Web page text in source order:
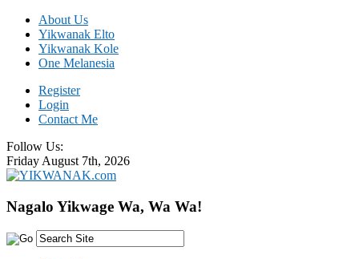
About Us
Yikwanak Elto
Yikwanak Kole
One Melanesia
Register
Login
Contact Me
Follow Us:
Friday August 7th, 2026
Nagalo Yikwage Wa, Wa Wa!